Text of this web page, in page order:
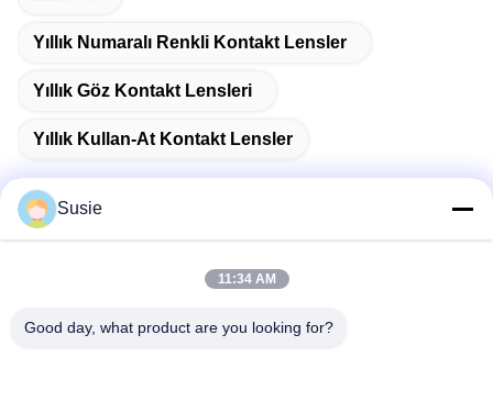
Yıllık Numaralı Renkli Kontakt Lensler
Yıllık Göz Kontakt Lensleri
Yıllık Kullan-At Kontakt Lensler
Adres
Susie
11:34 AM
Good day, what product are you looking for?